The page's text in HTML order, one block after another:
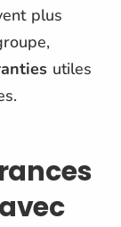
plus
utiles